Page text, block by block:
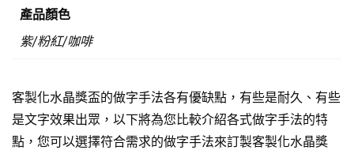
產品顏色
紫/粉紅/咖啡
客製化水晶獎盃的做字手法各有優缺點，有些是耐久、有些
是文字效果出眾，以下將為您比較介紹各式做字手法的特
點，您可以選擇符合需求的做字手法來訂製客製化水晶獎